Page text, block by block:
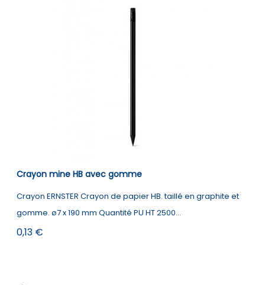
Crayon mine HB avec gomme
Crayon ERNSTER Crayon de papier HB. taillé en graphite et
gomme. ø7 x 190 mm Quantité PU HT 2500...
Prix
0,13 €